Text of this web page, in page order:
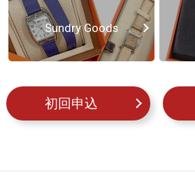
Sundry Goods
初回申込